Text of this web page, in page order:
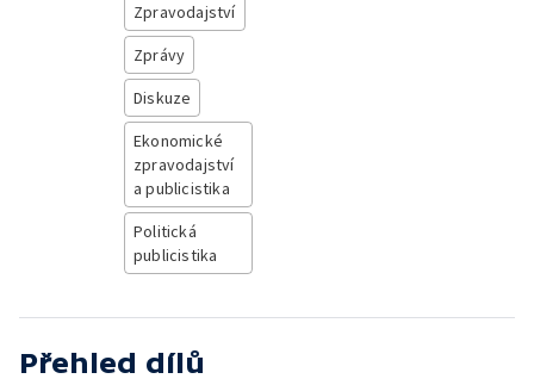
Zpravodajství
Zprávy
Diskuze
Ekonomické
zpravodajství
a publicistika
Politická
publicistika
Přehled dílů